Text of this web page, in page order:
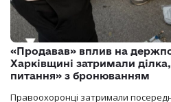
«Продавав» вплив на
Харківщині затримали
питання» з бронюванням
Правоохоронці затримали